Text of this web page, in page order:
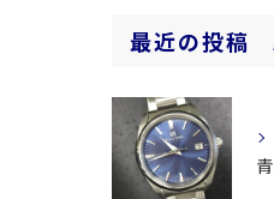
最近の投稿